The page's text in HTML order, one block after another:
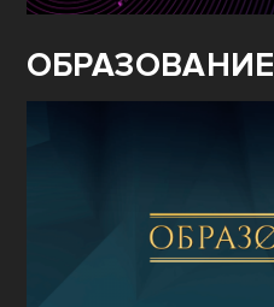
ОБРАЗОВАНИЕ